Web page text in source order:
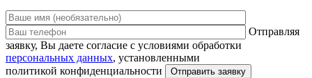
Отправляя
заявку, Вы даете согласие с условиями обработки
персональных данных, установленными
политикой конфиденциальности